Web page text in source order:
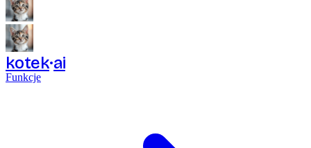
kotek ai
Funkcje